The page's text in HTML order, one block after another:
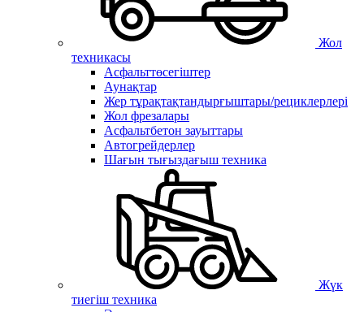
Жол
техникасы
Асфальттөсегіштер
Аунақтар
Жер тұрақтақтандырғыштары/рециклерлері
Жол фрезалары
Асфальтбетон зауыттары
Автогрейдерлер
Шағын тығыздағыш техника
Жүк
тиегіш техника